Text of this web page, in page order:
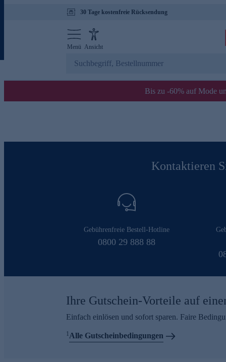
30 Tage kostenfreie Rücksendung
Menü Ansicht
Bis zu -60% auf Mode
Kontaktieren
Gebührenfreie Bestell-Hotline
0800 29 888 88
Ihre Gutschein-Vorteile auf
Einfach einlösen und sofort sparen. Faire
1Alle Gutscheinbedingungen